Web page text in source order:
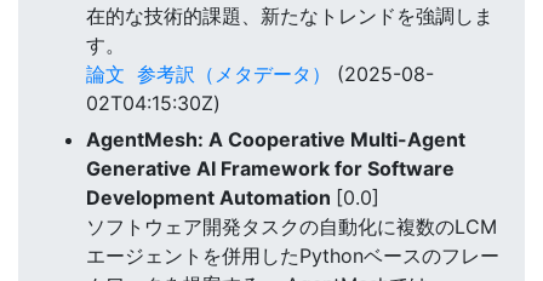
在的な技術的課題、新たなトレンドを強調しま
す。
論文 参考訳（メタデータ）
(2025-08-
02T04:15:30Z)
AgentMesh: A Cooperative Multi-Agent
Generative AI Framework for Software
Development Automation [0.0]
ソフトウェア開発タスクの自動化に複数のLCM
エージェントを併用したPythonベースのフレー